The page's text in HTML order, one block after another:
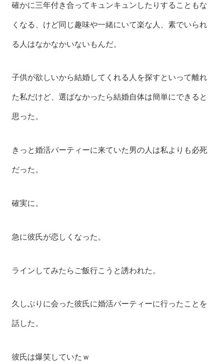
確かに三年付き合ってキュンキュンしたりすることもな
くなる、けど同じ趣味や一緒にいて楽な人、素でいられ
る人はなかなかいないもんだ。
子供が欲しいから結婚してくれる人を探すといって離れ
た私だけど、選ばなかったら結婚自体は簡単にできると
思った。
きっと婚活パーティーに来ていた男の人は私よりも必死
だった。
確実に。
急に彼氏が恋しくなった。
ラインしてみたらご飯行こうと誘われた。
久しぶりに会った彼氏に婚活パーティーに行ったことを
話した。
彼氏は爆笑していたｗ